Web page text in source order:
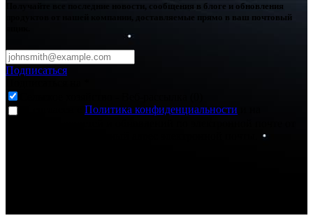
Получайте все последние новости, сообщения в блоге и обновления
продуктов от нашей компании, доставляемые прямо в ваш почтовый
Подписаться
Политика конфиденциальности